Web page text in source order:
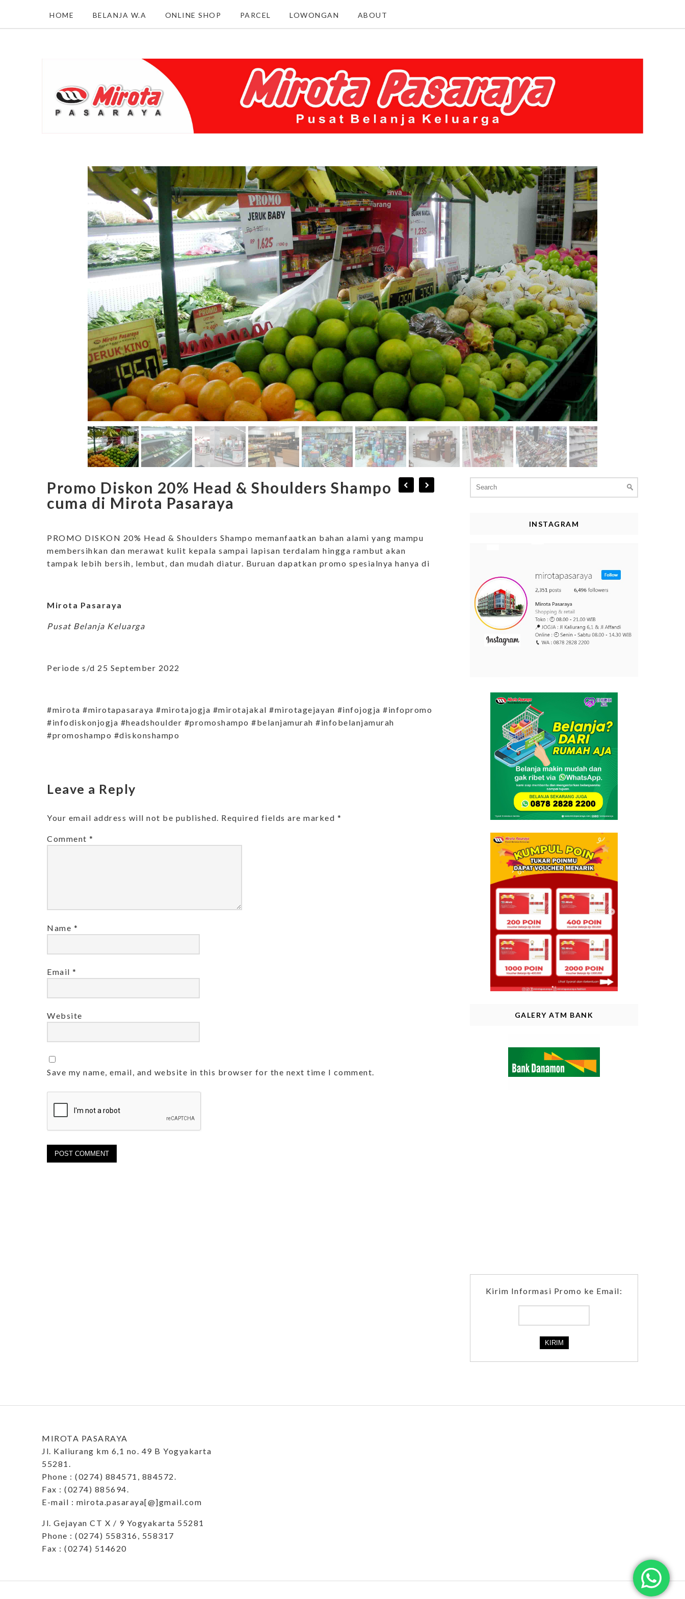
HOME BELANJA W.A ONLINE SHOP PARCEL LOWONGAN ABOUT
Promo Diskon 20% Head & Shoulders Shampo
cuma di Mirota Pasaraya
PROMO DISKON 20% Head & Shoulders Shampo memanfaatkan bahan alami yang mampu
membersihkan dan merawat kulit kepala sampai lapisan terdalam hingga rambut akan
tampak lebih bersih, lembut, dan mudah diatur. Buruan dapatkan promo spesialnya hanya di
Mirota Pasaraya
Pusat Belanja Keluarga
Periode s/d 25 September 2022
#mirota #mirotapasaraya #mirotajogja #mirotajakal #mirotagejayan #infojogja #infopromo
#infodiskonjogja #headshoulder #promoshampo #belanjamurah #infobelanjamurah
#promoshampo #diskonshampo
Leave a Reply
Your email address will not be published. Required fields are marked *
Comment *
Name *
Email *
Website
Save my name, email, and website in this browser for the next time I comment.
for:
INSTAGRAM
GALERY ATM BANK
Kirim Informasi Promo ke Email:
MIROTA PASARAYA
Jl. Kaliurang km 6,1 no. 49 B Yogyakarta
55281.
Phone : (0274) 884571, 884572.
Fax : (0274) 885694.
E-mail : mirota.pasaraya[@]gmail.com
Jl. Gejayan CT X / 9 Yogyakarta 55281
Phone : (0274) 558316, 558317
Fax : (0274) 514620